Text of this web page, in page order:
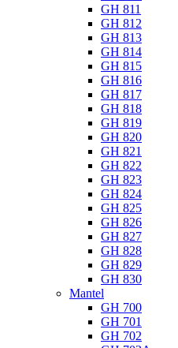
GH 811
GH 812
GH 813
GH 814
GH 815
GH 816
GH 817
GH 818
GH 819
GH 820
GH 821
GH 822
GH 823
GH 824
GH 825
GH 826
GH 827
GH 828
GH 829
GH 830
Mantel
GH 700
GH 701
GH 702